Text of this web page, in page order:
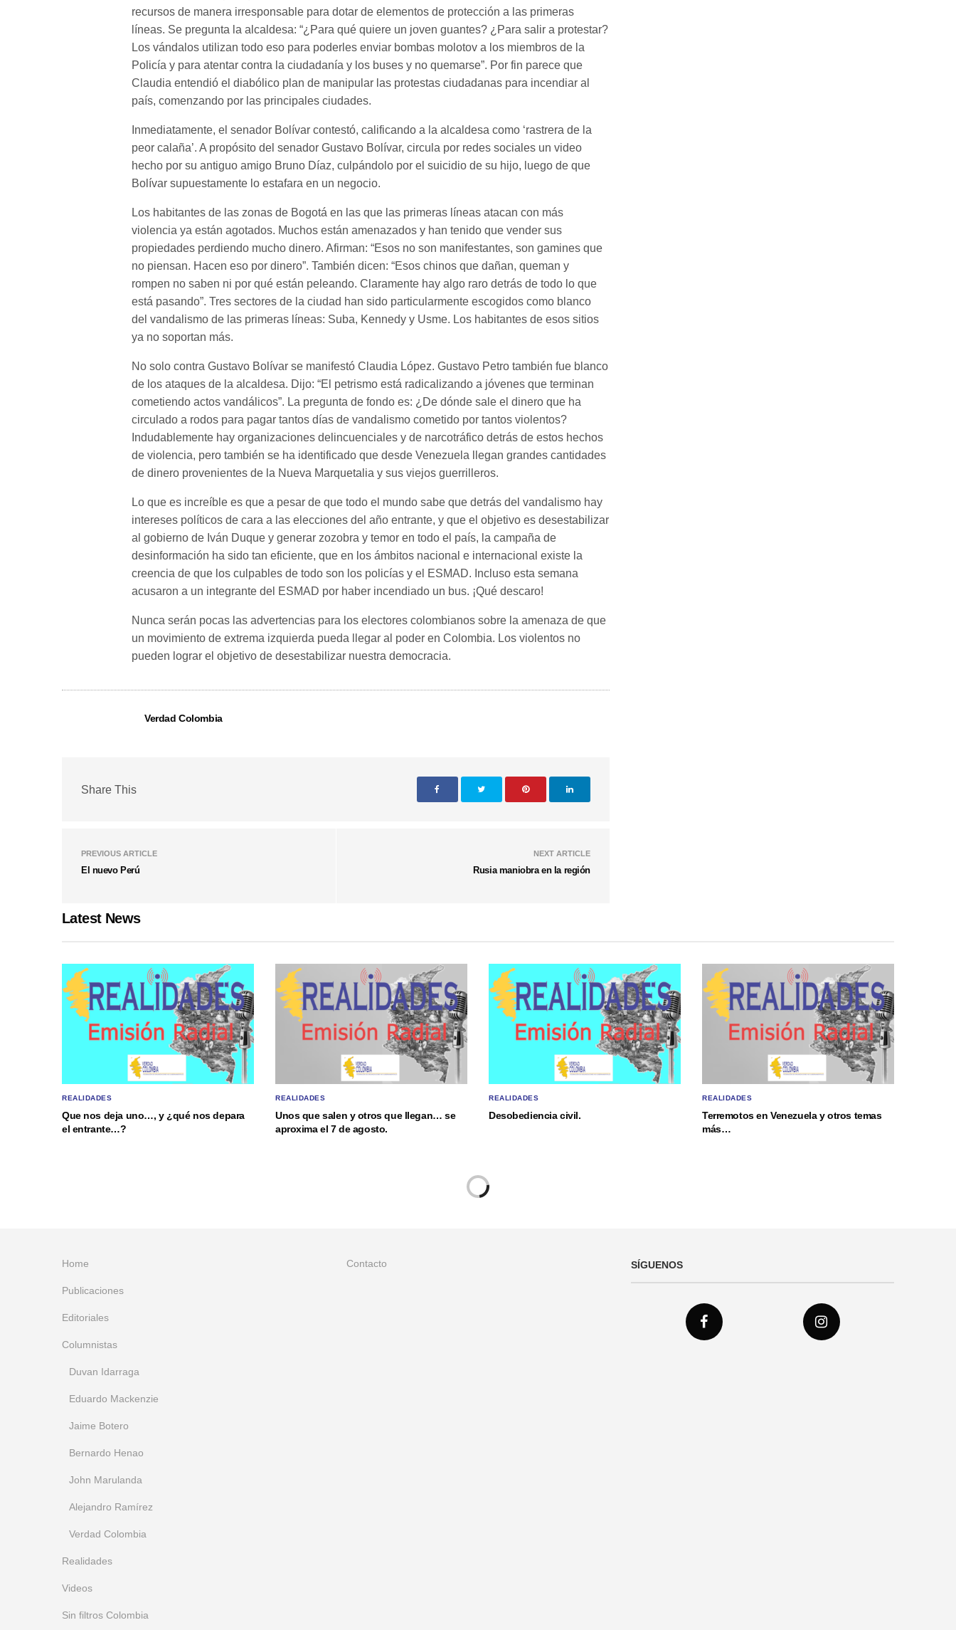
recursos de manera irresponsable para dotar de elementos de protección a las primeras
líneas. Se pregunta la alcaldesa: “¿Para qué quiere un joven guantes? ¿Para salir a protestar?
Los vándalos utilizan todo eso para poderles enviar bombas molotov a los miembros de la
Policía y para atentar contra la ciudadanía y los buses y no quemarse”. Por fin parece que
Claudia entendió el diabólico plan de manipular las protestas ciudadanas para incendiar al
país, comenzando por las principales ciudades.
Inmediatamente, el senador Bolívar contestó, calificando a la alcaldesa como ‘rastrera de la
peor calaña’. A propósito del senador Gustavo Bolívar, circula por redes sociales un video
hecho por su antiguo amigo Bruno Díaz, culpándolo por el suicidio de su hijo, luego de que
Bolívar supuestamente lo estafara en un negocio.
Los habitantes de las zonas de Bogotá en las que las primeras líneas atacan con más
violencia ya están agotados. Muchos están amenazados y han tenido que vender sus
propiedades perdiendo mucho dinero. Afirman: “Esos no son manifestantes, son gamines que
no piensan. Hacen eso por dinero”. También dicen: “Esos chinos que dañan, queman y
rompen no saben ni por qué están peleando. Claramente hay algo raro detrás de todo lo que
está pasando”. Tres sectores de la ciudad han sido particularmente escogidos como blanco
del vandalismo de las primeras líneas: Suba, Kennedy y Usme. Los habitantes de esos sitios
ya no soportan más.
No solo contra Gustavo Bolívar se manifestó Claudia López. Gustavo Petro también fue blanco
de los ataques de la alcaldesa. Dijo: “El petrismo está radicalizando a jóvenes que terminan
cometiendo actos vandálicos”. La pregunta de fondo es: ¿De dónde sale el dinero que ha
circulado a rodos para pagar tantos días de vandalismo cometido por tantos violentos?
Indudablemente hay organizaciones delincuenciales y de narcotráfico detrás de estos hechos
de violencia, pero también se ha identificado que desde Venezuela llegan grandes cantidades
de dinero provenientes de la Nueva Marquetalia y sus viejos guerrilleros.
Lo que es increíble es que a pesar de que todo el mundo sabe que detrás del vandalismo hay
intereses políticos de cara a las elecciones del año entrante, y que el objetivo es desestabilizar
al gobierno de Iván Duque y generar zozobra y temor en todo el país, la campaña de
desinformación ha sido tan eficiente, que en los ámbitos nacional e internacional existe la
creencia de que los culpables de todo son los policías y el ESMAD. Incluso esta semana
acusaron a un integrante del ESMAD por haber incendiado un bus. ¡Qué descaro!
Nunca serán pocas las advertencias para los electores colombianos sobre la amenaza de que
un movimiento de extrema izquierda pueda llegar al poder en Colombia. Los violentos no
pueden lograr el objetivo de desestabilizar nuestra democracia.
Verdad Colombia
Share This
PREVIOUS ARTICLE
El nuevo Perú
NEXT ARTICLE
Rusia maniobra en la región
Latest News
REALIDADES
Que nos deja uno…, y ¿qué nos depara
el entrante…?
REALIDADES
Unos que salen y otros que llegan… se
aproxima el 7 de agosto.
REALIDADES
Desobediencia civil.
REALIDADES
Terremotos en Venezuela y otros temas
más…
Home
Publicaciones
Editoriales
Columnistas
Duvan Idarraga
Eduardo Mackenzie
Jaime Botero
Bernardo Henao
John Marulanda
Alejandro Ramírez
Verdad Colombia
Realidades
Videos
Sin filtros Colombia
Contacto SÍGUENOS